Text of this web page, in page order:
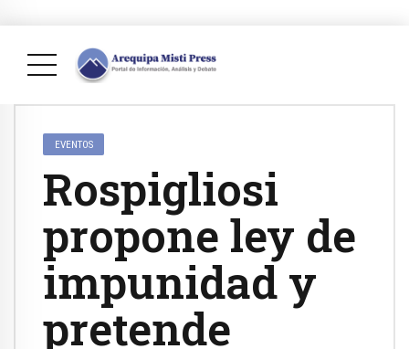
EVENTOS
Rospigliosi
propone ley de
impunidad y
pretende